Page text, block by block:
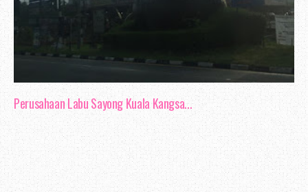
Perusahaan Labu Sayong Kuala Kangsa...